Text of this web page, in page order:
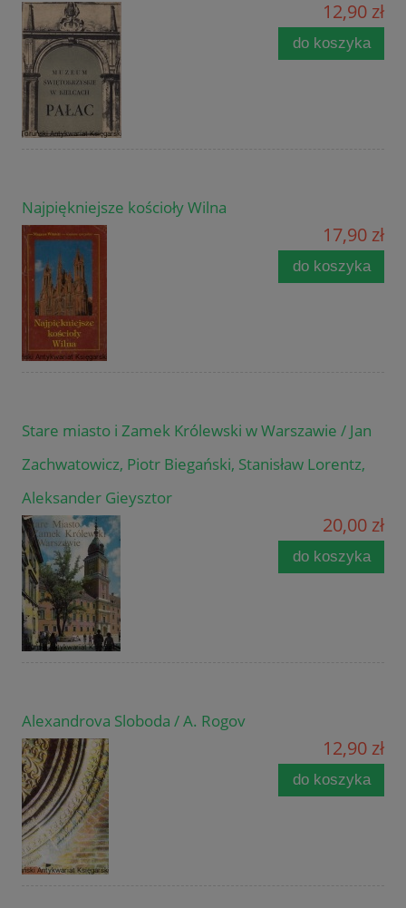
12,90 zł
do koszyka
Najpiękniejsze kościoły Wilna
17,90 zł
do koszyka
Stare miasto i Zamek Królewski w Warszawie / Jan
Zachwatowicz, Piotr Biegański, Stanisław Lorentz,
Aleksander Gieysztor
20,00 zł
do koszyka
Alexandrova Sloboda / A. Rogov
12,90 zł
do koszyka